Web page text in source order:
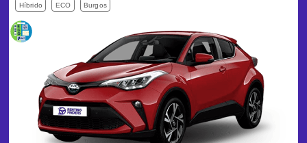
Híbrido ECO Burgos